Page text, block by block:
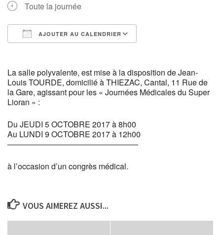
Toute la journée
AJOUTER AU CALENDRIER
La salle polyvalente, est mise à la disposition de Jean-
Louis TOURDE, domicilié à THIEZAC, Cantal, 11 Rue de
la Gare, agissant pour les « Journées Médicales du Super
Lioran » :
Du JEUDI 5 OCTOBRE 2017 à 8h00
Au LUNDI 9 OCTOBRE 2017 à 12h00
————————————————–
à l’occasion d’un congrès médical.
VOUS AIMEREZ AUSSI...